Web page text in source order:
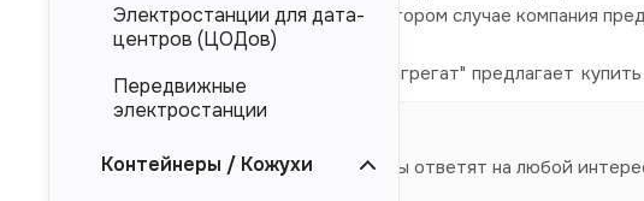
магистральных электросетей. Во втором случае компания
Компания "Торговый Дом Электроагрегат" предлагает
производителя.
Наши специалисты ответят на любой
Электростанции для дата-
центров (ЦОДов)
Передвижные
электростанции
Контейнеры / Кожухи